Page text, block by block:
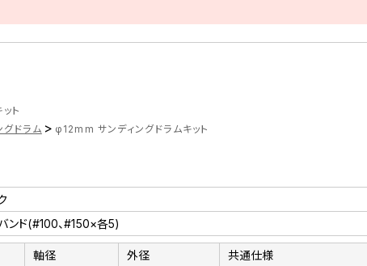
ト
グドラム > φ12mm サンディングドラムキット
ンド(#100、#150×各5)
軸径 外径
共通仕様